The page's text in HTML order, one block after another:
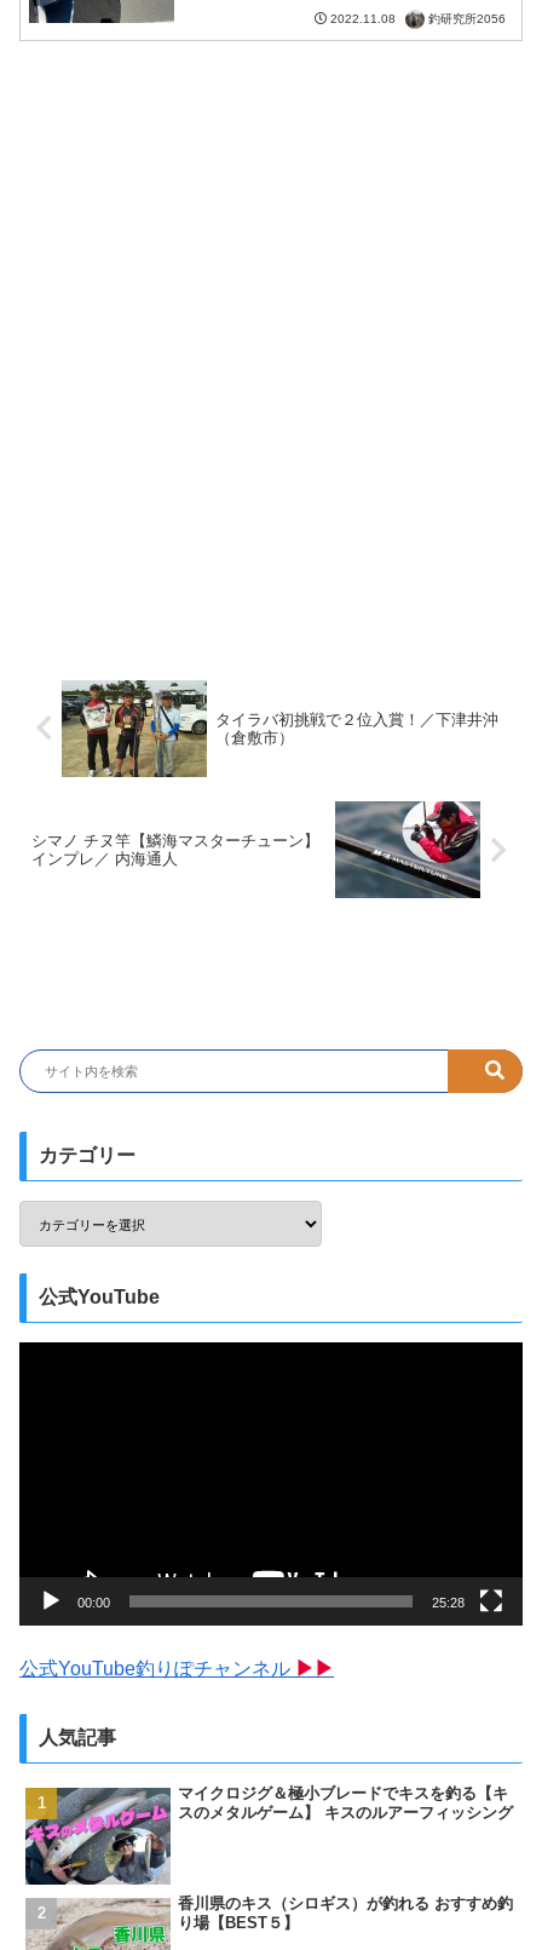
2022.11.08 釣研究所2056
タイラバ初挑戦で２位入賞！／下津井沖
（倉敷市）
シマノ チヌ竿【鱗海マスターチューン】
インプレ／ 内海通人
カテゴリー
公式YouTube
00:00 25:28
公式YouTube釣りぽチャンネル ▶▶
人気記事
マイクロジグ＆極小ブレードでキスを釣る【キ
スのメタルゲーム】 キスのルアーフィッシング
香川県のキス（シロギス）が釣れる おすすめ釣
り場【BEST５】